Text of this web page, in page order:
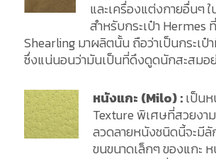
และเครื่องแต่งกายอื่นๆ
สำหรับกระเป๋า Hermes
Shearling มาผลิตนั้น ถือว่าเป็นกระเป๋
ซึ่งแน่นอนว่ามันเป็นที่ดึงดูดนักสะสมอ
หนังแกะ (Milo) :เป็น
Texture พิเศษที่สวยงา
ลวดลายหนังชนิดนี้จะมี
ขนขนาดเล็กๆ ของแกะ